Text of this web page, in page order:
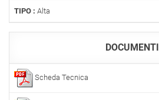
TIPO : Alta
DOCUMENTI
Scheda Tecnica